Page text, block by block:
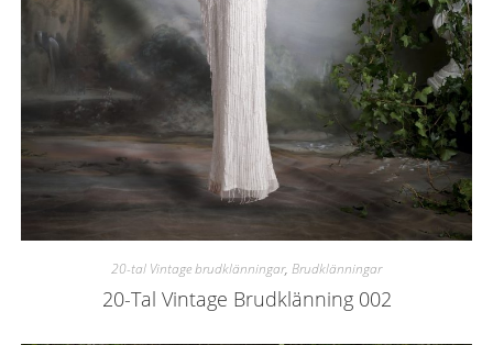
20-tal Vintage brudklänningar, Brudklänningar
20-Tal Vintage Brudklänning 002